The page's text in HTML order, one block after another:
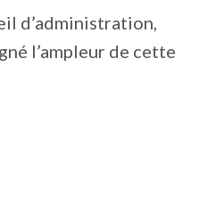
d’administration,
l’ampleur de cette